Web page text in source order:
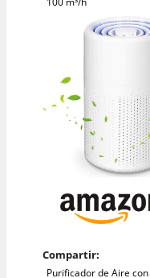
Compartir:
Purificador de Aire